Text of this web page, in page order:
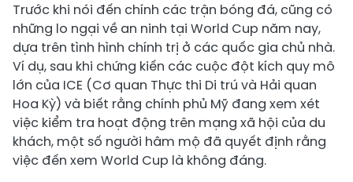
Trước khi nói đến chính các trận bóng đá, cũng có
những lo ngại về an ninh tại World Cup năm nay,
dựa trên tình hình chính trị ở các quốc gia chủ nhà.
Ví dụ, sau khi chứng kiến các cuộc đột kích quy mô
lớn của ICE (Cơ quan Thực thi Di trú và Hải quan
Hoa Kỳ) và biết rằng chính phủ Mỹ đang xem xét
việc kiểm tra hoạt động trên mạng xã hội của du
khách, một số người hâm mộ đã quyết định rằng
việc đến xem World Cup là không đáng.